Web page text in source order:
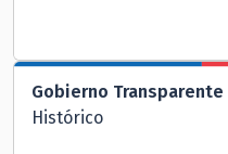
Gobierno Transparente
Histórico